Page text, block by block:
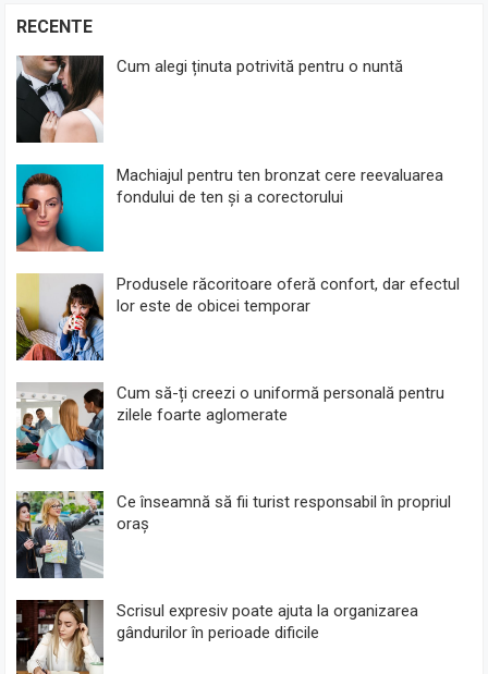
RECENTE
Cum alegi ținuta potrivită pentru o nuntă
Machiajul pentru ten bronzat cere reevaluarea
fondului de ten și a corectorului
Produsele răcoritoare oferă confort, dar efectul
lor este de obicei temporar
Cum să-ți creezi o uniformă personală pentru
zilele foarte aglomerate
Ce înseamnă să fii turist responsabil în propriul
oraș
Scrisul expresiv poate ajuta la organizarea
gândurilor în perioade dificile